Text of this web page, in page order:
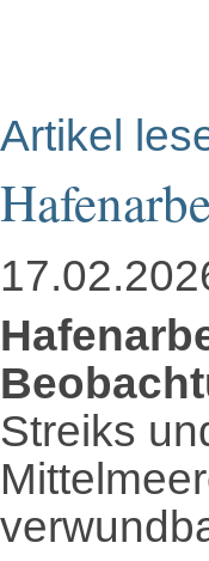
Artikel
Streiks